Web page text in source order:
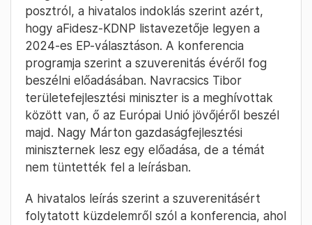
posztról, a hivatalos indoklás szerint azért,
hogy aFidesz-KDNP listavezetője legyen a
2024-es EP-választáson. A konferencia
programja szerint a szuverenitás évéről fog
beszélni előadásában. Navracsics Tibor
területefejlesztési miniszter is a meghívottak
között van, ő az Európai Unió jövőjéről beszél
majd. Nagy Márton gazdaságfejlesztési
miniszternek lesz egy előadása, de a témát
nem tüntették fel a leírásban.
A hivatalos leírás szerint a szuverenitásért
folytatott küzdelemről szól a konferencia, ahol